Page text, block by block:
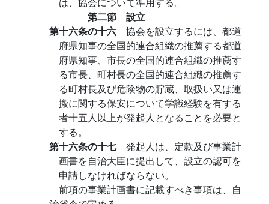
第二節 設立
第十六条の十六 協会を設立するには、都道
府県知事の全国的連合組織の推薦する都道
府県知事、市長の全国的連合組織の推薦す
る市長、町村長の全国的連合組織の推薦す
る町村長及び危険物の貯蔵、取扱い又は運
搬に関する保安について学識経験を有する
者十五人以上が発起人となることを必要と
する。
第十六条の十七 発起人は、定款及び事業計
画書を自治大臣に提出して、設立の認可を
申請しなければならない。
前項の事業計画書に記載すべき事項は、自